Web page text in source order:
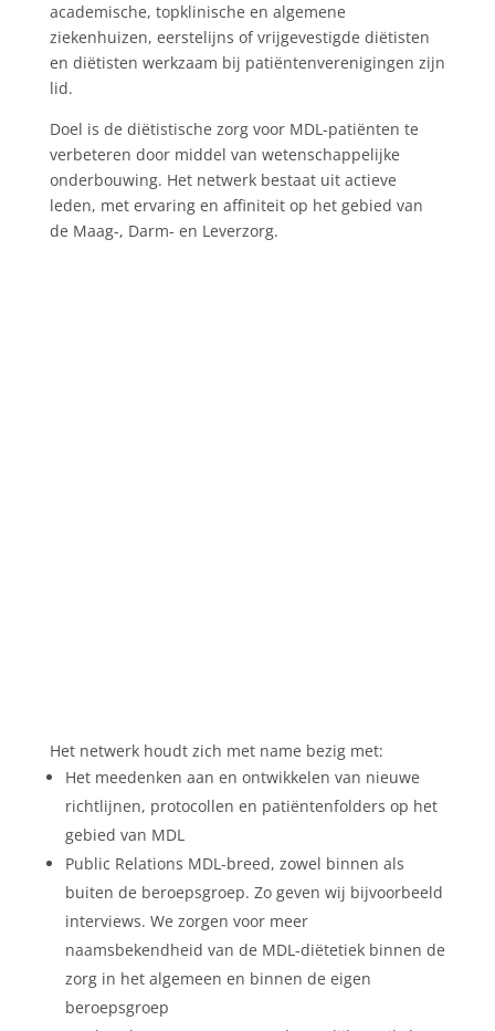
academische, topklinische en algemene
ziekenhuizen, eerstelijns of vrijgevestigde diëtisten
en diëtisten werkzaam bij patiëntenverenigingen zijn
lid.
Doel is de diëtistische zorg voor MDL-patiënten te
verbeteren door middel van wetenschappelijke
onderbouwing. Het netwerk bestaat uit actieve
leden, met ervaring en affiniteit op het gebied van
de Maag-, Darm- en Leverzorg.
Het netwerk houdt zich met name bezig met:
Het meedenken aan en ontwikkelen van nieuwe
richtlijnen, protocollen en patiëntenfolders op het
gebied van MDL
Public Relations MDL-breed, zowel binnen als
buiten de beroepsgroep. Zo geven wij bijvoorbeeld
interviews. We zorgen voor meer
naamsbekendheid van de MDL-diëtetiek binnen de
zorg in het algemeen en binnen de eigen
beroepsgroep